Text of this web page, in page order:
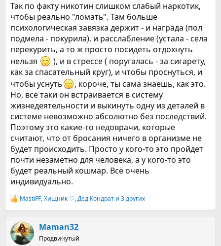
Так по факту никотин слишком слабый наркотик,
чтобы реально "ломать". Там больше
психологическая завязка держит - и награда (пол
подмела - покурила), и расслабление (устала - села
перекурить, а то ж просто посидеть отдохнуть
нельзя
), и в стрессе ( поругалась - за сигарету,
как за спасательный круг), и чтобы проснуться, и
чтобы уснуть
, короче, ты сама знаешь, как это.
Но, всё таки он встраивается в систему
жизнедеятельности и выкинуть одну из деталей в
системе невозможно абсолютно без последствий.
Поэтому это какие-то недоврачи, которые
считают, что от бросания ничего в организме не
будет происходить. Просто у кого-то это пройдет
почти незаметно для человека, а у кого-то это
будет реальный кошмар. Всё очень
индивидуально.
Р
е
к
ц
и
MastiFF,Хищник ♡,Дед Кондрат и 3 других
Maman32
Продвинутый